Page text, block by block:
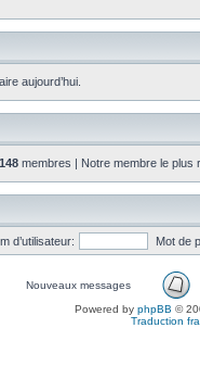
aujourd’hui.
membres | Notre membre le plus
d’utilisateur: Mot de
Nouveaux messages
Powered by phpBB ©
Traduction